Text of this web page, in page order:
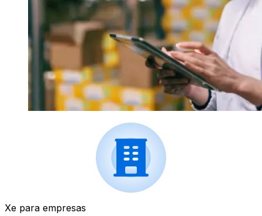
Xe para empresas